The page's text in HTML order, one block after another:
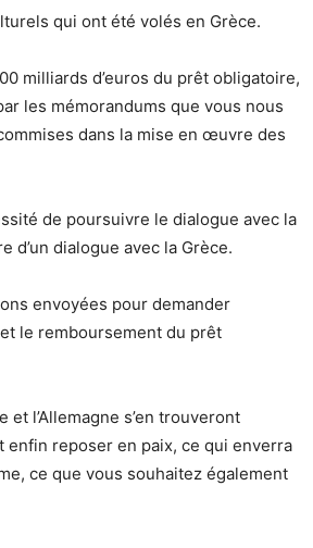
qui ont été volés en Grèce.
milliards d’euros du prêt obligatoire,
les mémorandums que vous nous
dans la mise en œuvre des
de poursuivre le dialogue avec la
d’un dialogue avec la Grèce.
envoyées pour demander
le remboursement du prêt
l’Allemagne s’en trouveront
reposer en paix, ce qui enverra
ce que vous souhaitez également